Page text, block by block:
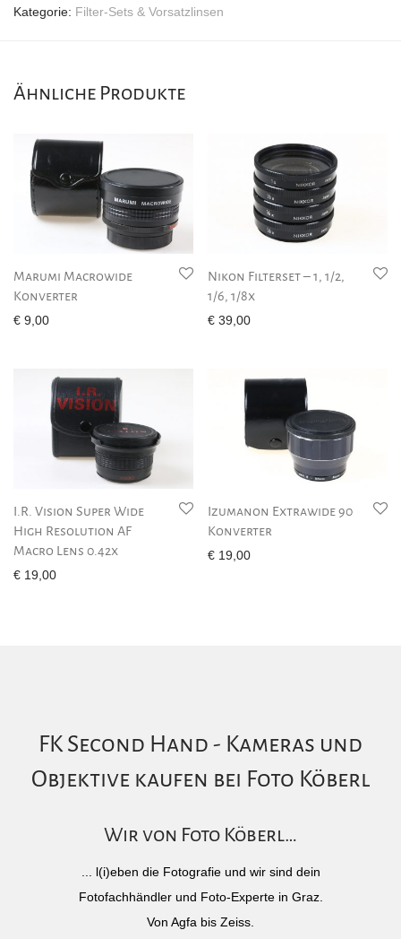
Kategorie: Filter-Sets & Vorsatzlinsen
Ähnliche Produkte
Marumi Macrowide
Konverter
€ 9,00
Nikon Filterset – 1, 1/2,
1/6, 1/8x
€ 39,00
I.R. Vision Super Wide
High Resolution AF
Macro Lens 0.42x
€ 19,00
Izumanon Extrawide 90
Konverter
€ 19,00
FK Second Hand - Kameras und
Objektive kaufen bei Foto Köberl
Wir von Foto Köberl…
... l(i)eben die Fotografie und wir sind dein
Fotofachhändler und Foto-Experte in Graz.
Von Agfa bis Zeiss.